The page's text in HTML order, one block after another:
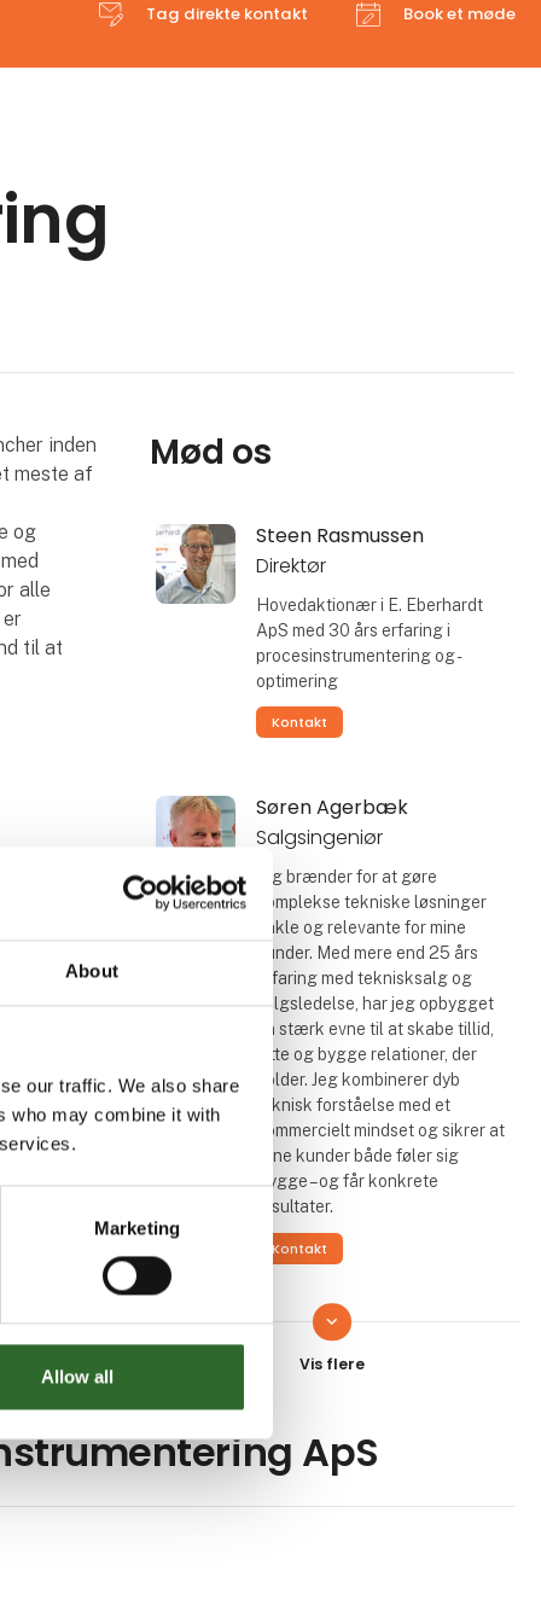
About
our traffic. We also share
who may combine it with
Marketing
Allow all
Tag direkte kontakt Book et møde
inden
meste af
og
alle
til at
Mød os
keyboard_arrow_down
Steen Rasmussen
Direktør
Hovedaktionær i E. Eberhardt
ApS med 30 års erfaring i
procesinstrumentering og -
optimering
Kontakt
Søren Agerbæk
Salgsingeniør
Jeg brænder for at gøre
komplekse tekniske løsninger
enkle og relevante for mine
kunder. Med mere end 25 års
erfaring med teknisksalg og
salgsledelse, har jeg opbygget
en stærk evne til at skabe tillid,
lytte og bygge relationer, der
holder. Jeg kombinerer dyb
teknisk forståelse med et
kommercielt mindset og sikrer at
mine kunder både føler sig
trygge – og får konkrete
resultater.
Kontakt
Kristian Rasmussen
Salgsingeniør
applikationer. Teknisk høj
kompetence og klar formidling.
Stærk ifm. kundesparring og -
ApS